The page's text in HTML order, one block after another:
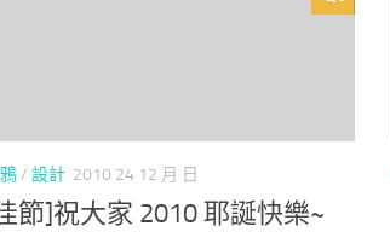
/ 設計 2010 24 12 月 日
節]祝大家 2010 耶誕快樂~